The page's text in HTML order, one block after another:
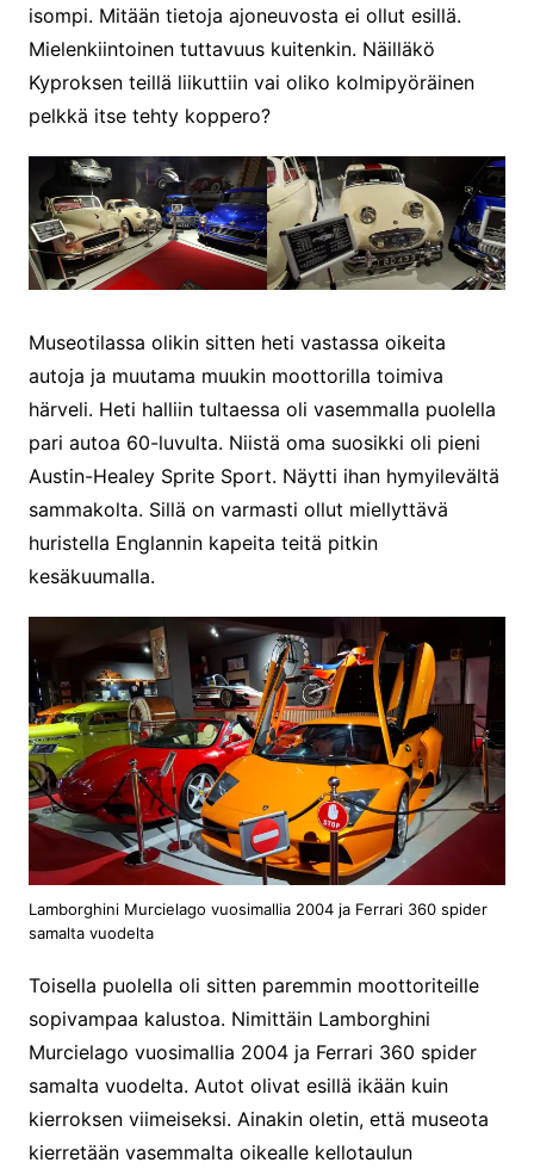
isompi. Mitään tietoja ajoneuvosta ei ollut esillä.
Mielenkiintoinen tuttavuus kuitenkin. Näilläkö
Kyproksen teillä liikuttiin vai oliko kolmipyöräinen
pelkkä itse tehty koppero?
Museotilassa olikin sitten heti vastassa oikeita
autoja ja muutama muukin moottorilla toimiva
härveli. Heti halliin tultaessa oli vasemmalla puolella
pari autoa 60-luvulta. Niistä oma suosikki oli pieni
Austin-Healey Sprite Sport. Näytti ihan hymyilevältä
sammakolta. Sillä on varmasti ollut miellyttävä
huristella Englannin kapeita teitä pitkin
kesäkuumalla.
Lamborghini Murcielago vuosimallia 2004 ja Ferrari 360 spider
samalta vuodelta
Toisella puolella oli sitten paremmin moottoriteille
sopivampaa kalustoa. Nimittäin Lamborghini
Murcielago vuosimallia 2004 ja Ferrari 360 spider
samalta vuodelta. Autot olivat esillä ikään kuin
kierroksen viimeiseksi. Ainakin oletin, että museota
kierretään vasemmalta oikealle kellotaulun